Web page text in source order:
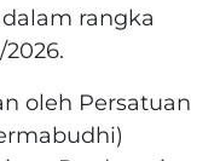
rangka
oleh Persatuan